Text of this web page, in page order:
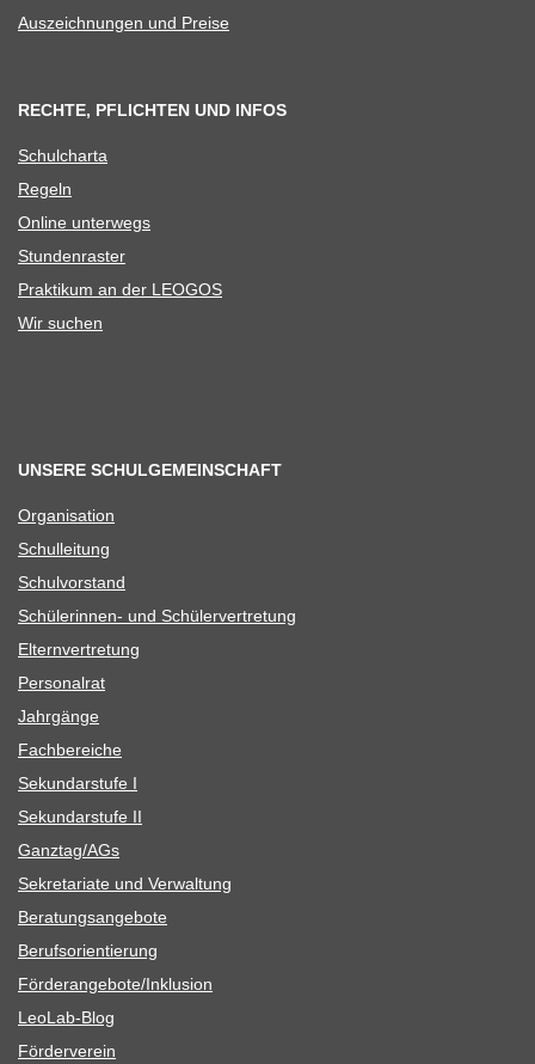
Aus­zeich­nun­gen und Preise
RECHTE, PFLICHTEN UND INFOS
Schul­charta
Regeln
Online unter­wegs
Stun­den­ras­ter
Prak­ti­kum an der LEOGOS
Wir suchen
UNSERE SCHULGEMEINSCHAFT
Orga­ni­sa­tion
Schul­lei­tung
Schul­vor­stand
Schü­le­rin­nen- und Schülervertretung
Eltern­ver­tre­tung
Per­so­nal­rat
Jahr­gänge
Fach­be­rei­che
Sekun­dar­stufe I
Sekun­dar­stufe II
Ganztag/​​AGs
Sekre­ta­riate und Verwaltung
Bera­tungs­an­ge­bote
Berufs­ori­en­tie­rung
Förderangebote/​​Inklusion
Leo­Lab-Blog
För­der­ver­ein